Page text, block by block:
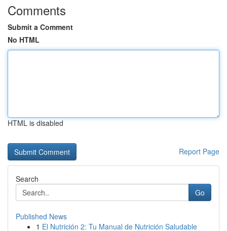
Comments
Submit a Comment
No HTML
HTML is disabled
Report Page
Search
Go
Published News
1 El Nutrición 2: Tu Manual de Nutrición Saludable